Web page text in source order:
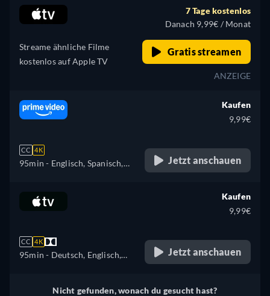
Streame ähnliche Filme
kostenlos auf Apple TV
7 Tage kostenlos
Danach 9,99€ / Monat
Gratis streamen
ANZEIGE
CC 4K
95min - Englisch, Spanisch,
Kaufen
9,99€
Jetzt anschauen
CC 4K
95min - Deutsch, Englisch,
Kaufen
9,99€
Jetzt anschauen
Nicht gefunden, wonach du gesucht hast?